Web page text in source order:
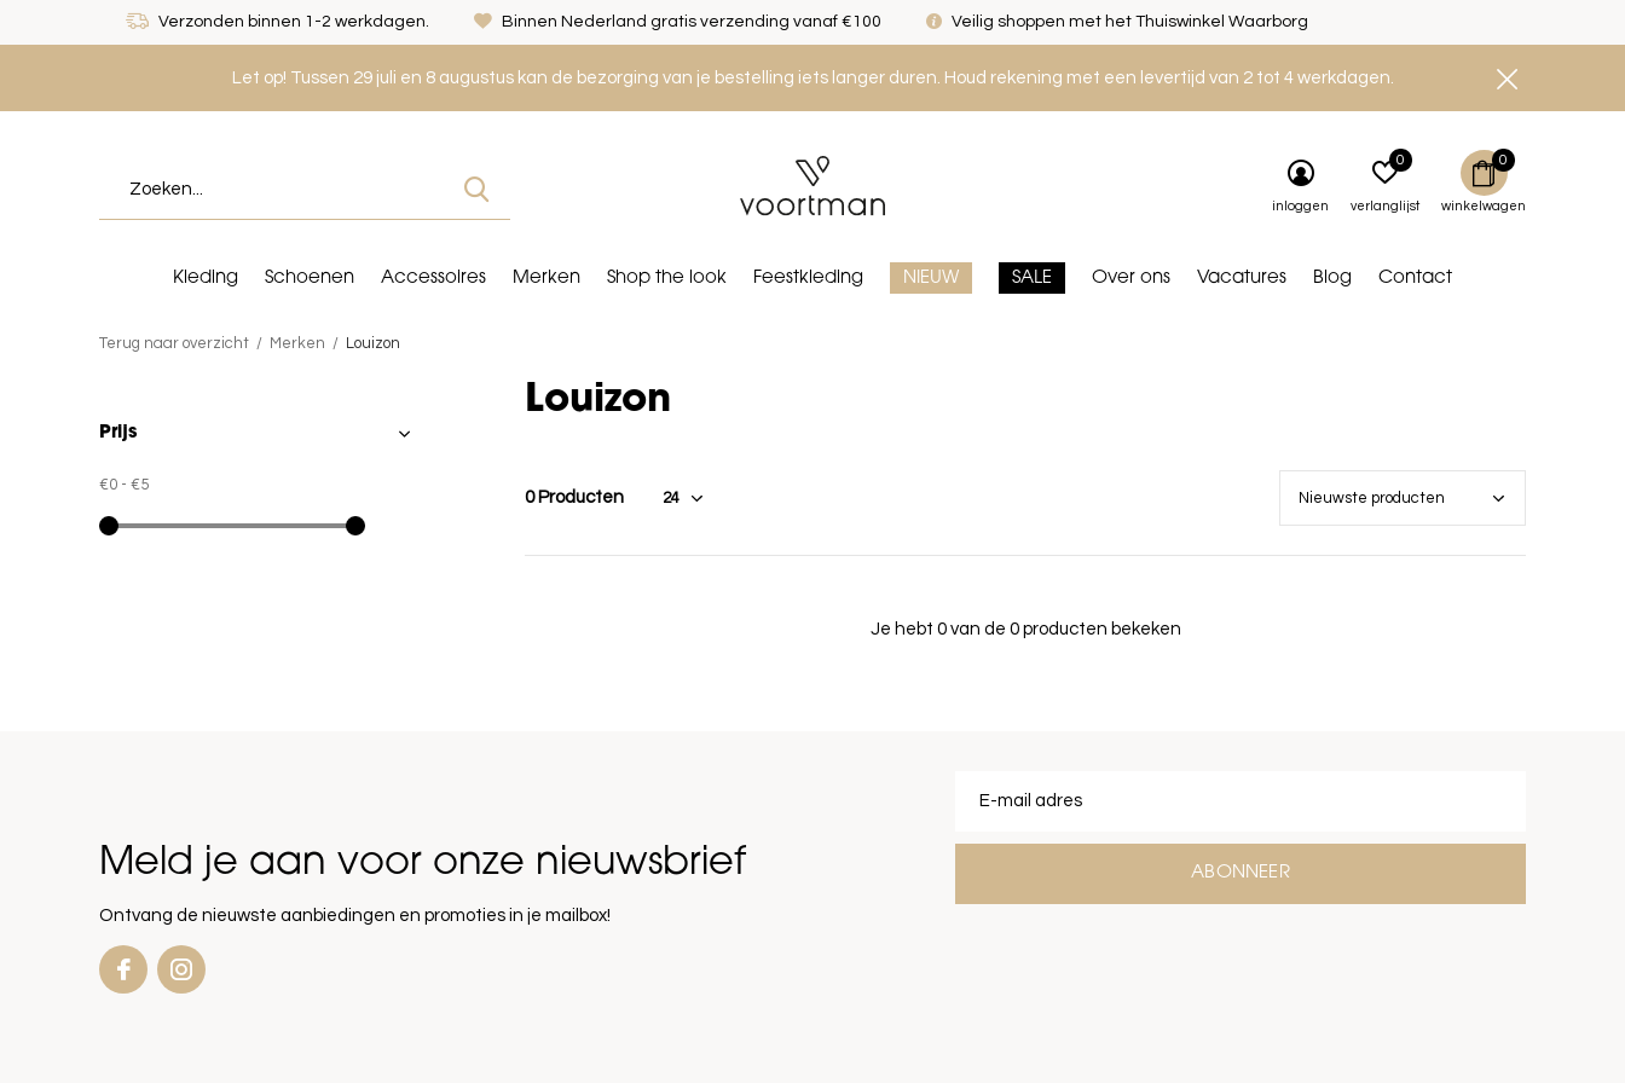
Let op! Tussen 29 juli en 8 augustus kan de bezorging van je bestelling iets langer duren. Houd rekening met een levertijd van 2 tot 4 werkdagen.
Kleding Schoenen Accessoires Merken Shop the look Feestkleding NIEUW SALE Over ons Vacatures Blog Contact
inloggen verlanglijst
0
winkelwagen
0
Verzonden binnen 1-2 werkdagen. Binnen Nederland gratis verzending vanaf €100 Veilig shoppen met het Thuiswinkel Waarborg
Terug naar overzicht Merken Louizon
Louizon
0 Producten
Je hebt 0 van de 0 producten bekeken
Prijs
€0 - €5
Meld je aan voor onze nieuwsbrief
Ontvang de nieuwste aanbiedingen en promoties in je mailbox!
ABONNEER